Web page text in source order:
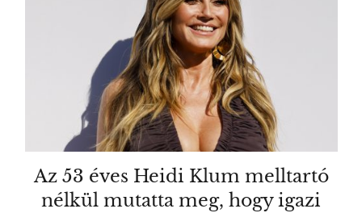
Az 53 éves Heidi Klum melltartó
nélkül mutatta meg, hogy igazi